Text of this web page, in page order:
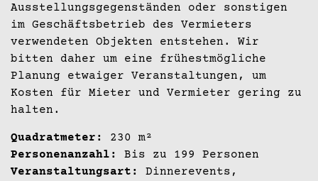
Ausstellungsgegenständen oder sonstigen
im Geschäftsbetrieb des Vermieters
verwendeten Objekten entstehen. Wir
bitten daher um eine frühestmögliche
Planung etwaiger Veranstaltungen, um
Kosten für Mieter und Vermieter gering zu
halten.
Quadratmeter:
230 m²
Personenanzahl:
Bis zu 199 Personen
Veranstaltungsart: Dinnerevents,